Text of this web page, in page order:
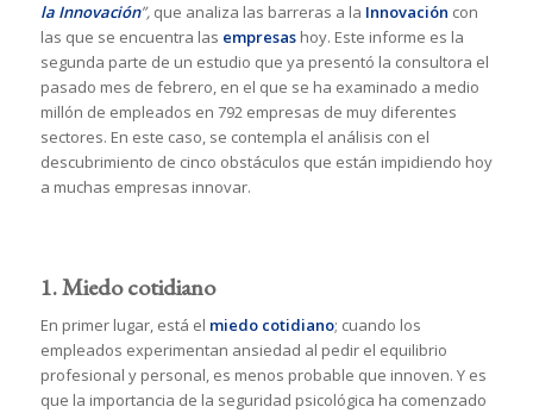
la Innovación”,que analiza las barreras a la Innovación con
las que se encuentra las empresashoy. Este informe es la
segunda parte de un estudio que ya presentó la consultora el
pasado mes de febrero, en el que se ha examinado a medio
millón de empleados en 792 empresas de muy diferentes
sectores. En este caso, se contempla el análisis con el
descubrimiento de cinco obstáculos que están impidiendo hoy
a muchas empresas innovar.
1. Miedo cotidiano
En primer lugar, está el miedo cotidiano; cuando los
empleados experimentan ansiedad al pedir el equilibrio
profesional y personal, es menos probable que innoven. Y es
que la importancia de la seguridad psicológica ha comenzado